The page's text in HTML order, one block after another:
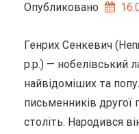
Опубликовано
Генрих Сенкевич
р.р.) — нобелівський
найвідоміших та
письменників
століть. Народився